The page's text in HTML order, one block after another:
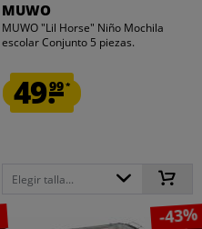
MUWO
MUWO "Lil Horse" Niño Mochila
escolar Conjunto 5 piezas.
49.99*
Elegir talla...
-43%